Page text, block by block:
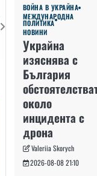
ВОЙНА В УКРАЙНА
МЕЖДУНАРОДНА
ПОЛИТИКА
НОВИНИ
Украйна
изяснява с
България
около
инцидента с
дрона
Valeriia Skorych
2026-08-08 21:10